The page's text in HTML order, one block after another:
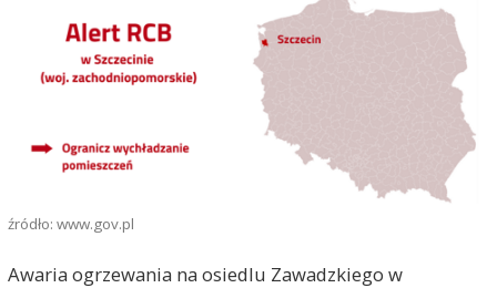
źródło: www.gov.pl
Awaria ogrzewania na osiedlu Zawadzkiego w